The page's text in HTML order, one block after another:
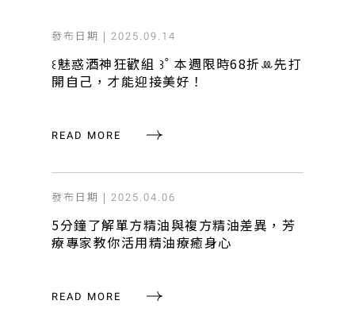
發布日期 | 2025.09.14
꒰魅惑酒神狂歡組 ꒱˚ 本週限時68折ꔛ先打
開自己，才能迎接美好！
READ MORE
發布日期 | 2025.04.06
5分鐘了解單方精油與複方精油差異，芳
療專家教你活用精油療癒身心
READ MORE